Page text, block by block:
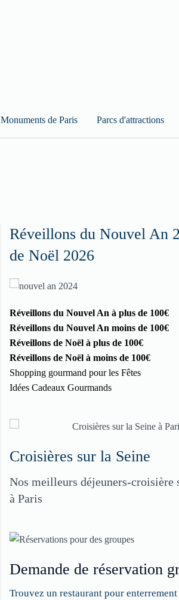
Monuments de Paris Parcs d'attractions
Réveillons du Nouvel An
de Noël 2026
Réveillons du Nouvel An à plus de 100€
Réveillons du Nouvel An moins de 100€
Réveillons de Noël à plus de 100€
Réveillons de Noël à moins de 100€
Shopping gourmand pour les Fêtes
Idées Cadeaux Gourmands
Croisières sur la Seine
Nos meilleurs déjeuners-croisière
à Paris
Demande de réservation
Trouvez un restaurant pour